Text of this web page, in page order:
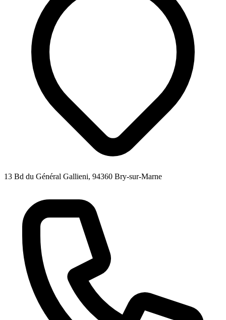
13 Bd du Général Gallieni, 94360 Bry-sur-Marne